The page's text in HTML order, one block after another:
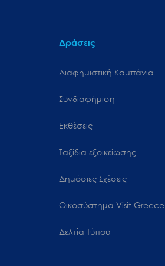
Δράσεις
Διαφημιστική Καμπάνια
Συνδιαφήμιση
Εκθέσεις
Ταξίδια εξοικείωσης
Δημόσιες Σχέσεις
Oικοσύστημα Visit Greece
Δελτία Τύπου